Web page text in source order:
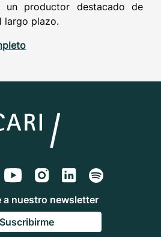
un productor destacado de
largo plazo.
a nuestro newsletter
Suscribirme